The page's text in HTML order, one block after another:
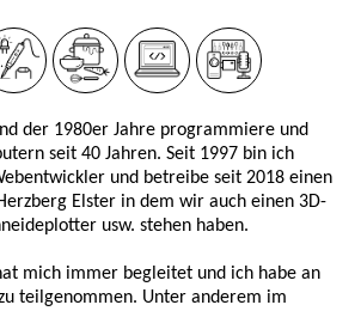
der 1980er Jahre programmiere und
seit 40 Jahren. Seit 1997 bin ich
und betreibe seit 2018 einen
Elster in dem wir auch einen 3D-
usw. stehen haben.
mich immer begleitet und ich habe an
teilgenommen. Unter anderem im